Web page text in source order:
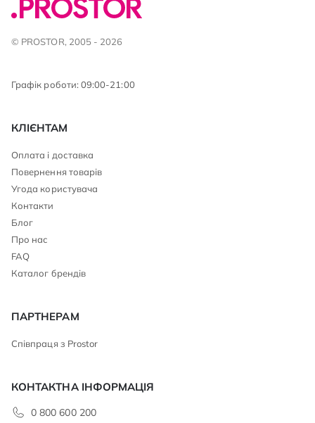
© PROSTOR, 2005 - 2026
Графік роботи: 09:00-21:00
КЛІЄНТАМ
Оплата і доставка
Повернення товарів
Угода користувача
Контакти
Блог
Про нас
FAQ
Каталог брендів
ПАРТНЕРАМ
Співпраця з Prostor
КОНТАКТНА ІНФОРМАЦІЯ
0 800 600 200